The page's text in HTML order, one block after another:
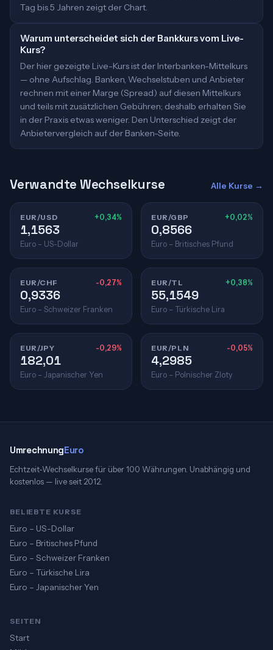
Tag bis 5 Jahren zeigt der Chart.
Warum unterscheidet sich der Bankkurs vom Live-
Kurs?
Der hier gezeigte Live-Kurs ist der Interbanken-Mittelkurs
— ohne Aufschlag. Banken, Wechselstuben und Anbieter
rechnen mit einer Marge (Spread) auf diesen Mittelkurs
und teils mit zusätzlichen Gebühren; deshalb erhalten Sie
in der Praxis etwas weniger. Den Unterschied zeigt der
Anbietervergleich auf der Banken-Seite.
Verwandte Wechselkurse Alle Kurse →
EUR/USD +0,34%
1,1563
Euro – US-Dollar
EUR/GBP +0,02%
0,8566
Euro – Britisches Pfund
EUR/CHF -0,27%
0,9336
Euro – Schweizer Franken
EUR/TL +0,38%
55,1549
Euro – Türkische Lira
EUR/JPY -0,29%
182,01
Euro – Japanischer Yen
EUR/PLN -0,05%
4,2985
Euro – Polnischer Zloty
UmrechnungEuro
Echtzeit-Wechselkurse für über 100 Währungen. Unabhängig und
kostenlos — live seit 2012.
BELIEBTE KURSE
Euro – US-Dollar
Euro – Britisches Pfund
Euro – Schweizer Franken
Euro – Türkische Lira
Euro – Japanischer Yen
SEITEN
Start